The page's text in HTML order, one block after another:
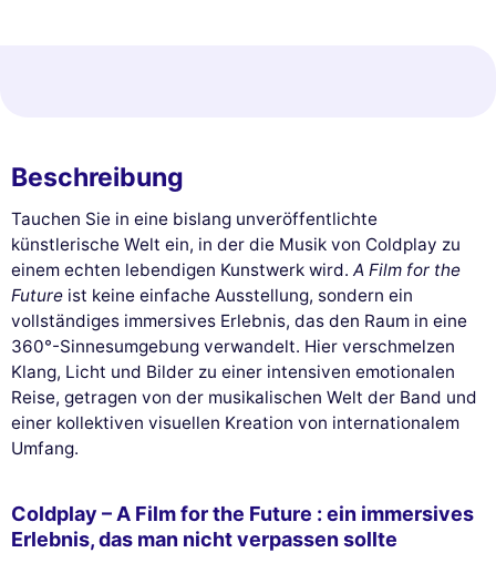
Beschreibung
Tauchen Sie in eine bislang unveröffentlichte
künstlerische Welt ein, in der die Musik von Coldplay zu
einem echten lebendigen Kunstwerk wird. A Film for the
Future ist keine einfache Ausstellung, sondern ein
vollständiges immersives Erlebnis, das den Raum in eine
360°-Sinnesumgebung verwandelt. Hier verschmelzen
Klang, Licht und Bilder zu einer intensiven emotionalen
Reise, getragen von der musikalischen Welt der Band und
einer kollektiven visuellen Kreation von internationalem
Umfang.
Coldplay – A Film for the Future : ein immersives
Erlebnis, das man nicht verpassen sollte